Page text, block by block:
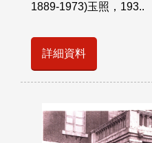
1889-1973)玉照，193..
詳細資料